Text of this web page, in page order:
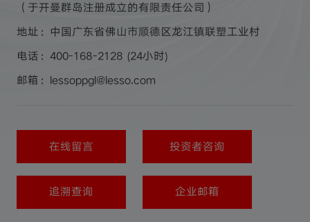
（于开曼群岛注册成立的有限责任公司）
地址：中国广东省佛山市顺德区龙江镇联塑工业村
电话：400-168-2128 (24小时)
邮箱：lessoppgl@lesso.com
在线留言 投资者咨询
追溯查询 企业邮箱